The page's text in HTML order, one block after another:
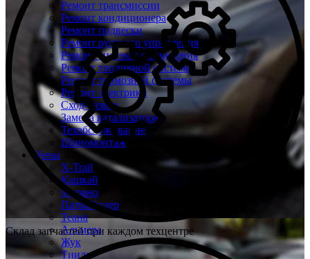
Ремонт трансмиссии
Ремонт кондиционера
Ремонт подвески
Ремонт рулевого управления
Ремонт системы охлаждения
Ремонт топливной системы
Ремонт тормозной системы
Ремонт электрики
Сход-развал
Замена катализатора
Техобслуживание
Шиномонтаж
Цены
X-Trail
Кашкай
Мурано
Патфайндер
Теана
Альмера
Жук
Тиида
Склад запчастей при каждом техцентре